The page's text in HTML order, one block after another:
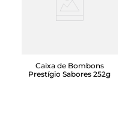
Caixa de Bombons
Prestígio Sabores 252g